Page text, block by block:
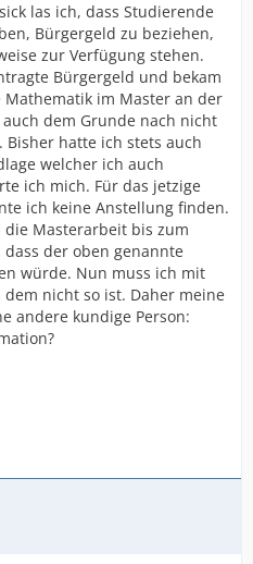
las ich, dass Studierende
Bürgergeld zu beziehen,
zur Verfügung stehen.
Bürgergeld und bekam
im Master an der
dem Grunde nach nicht
Bisher hatte ich stets auch
welcher ich auch
ich mich. Für das jetzige
ich keine Anstellung finden.
Masterarbeit bis zum
der oben genannte
würde. Nun muss ich mit
nicht so ist. Daher meine
andere kundige Person: